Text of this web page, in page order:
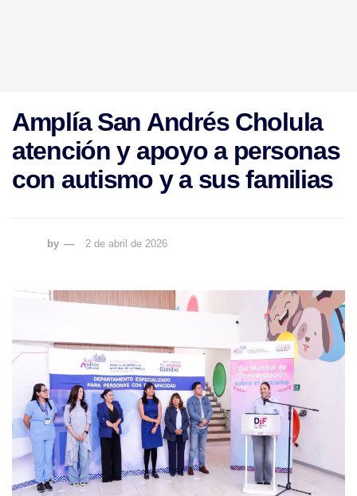
Amplía San Andrés Cholula
atención y apoyo a personas
con autismo y a sus familias
by 2 de abril de 2026